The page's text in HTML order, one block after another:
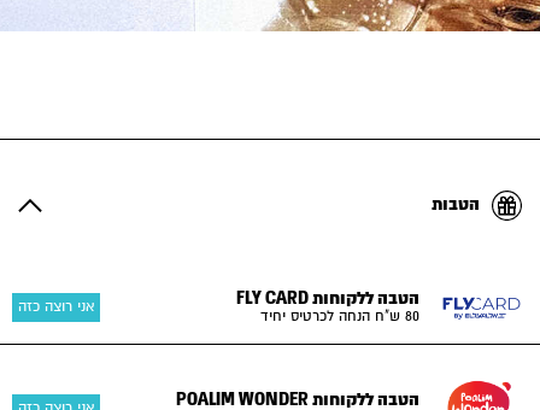
הטבות
הטבה ללקוחות FLY CARD
80 ש"ח הנחה לכרטיס יחיד
אני רוצה כזה
הטבה ללקוחות POALIM WONDER